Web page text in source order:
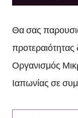
Θα σας
Οργανισμός
Ιαπωνίας σε